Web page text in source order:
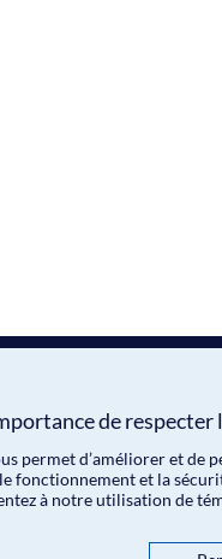
de respecter
permet d’améliorer et
fonctionnement et la
à notre utilisation de